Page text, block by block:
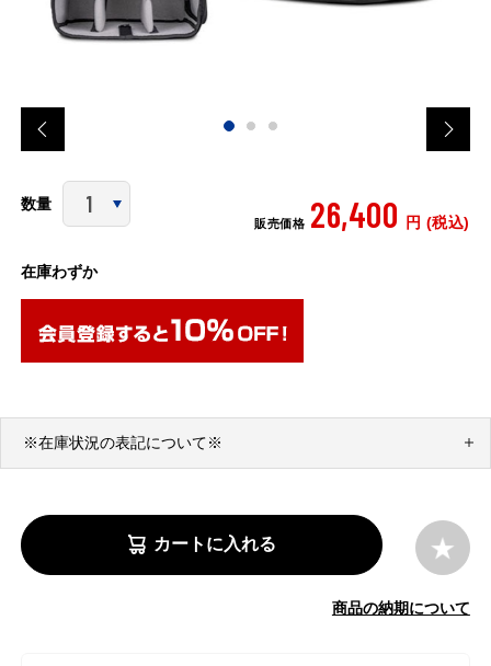
数量
販売価格 26,400 円 (税込)
在庫わずか
※在庫状況の表記について※
カートに入れる
商品の納期について